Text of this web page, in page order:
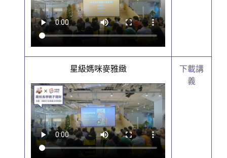
星級媽咪麥雅緻
下載講
義